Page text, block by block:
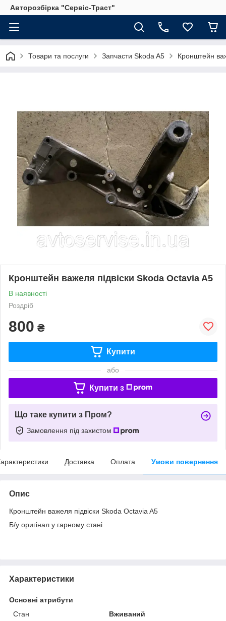
Авторозбірка "Сервіс-Траст"
Товари та послуги Запчасти Skoda A5 Кронштейн
Кронштейн важеля підвіски Skoda Octavia A5
В наявності
Роздріб
800 ₴
Купити
або
Купити з
Що таке купити з Пром?
Замовлення під захистом
Доставка Оплата Умови повернення
Опис
Кронштейн важеля підвіски Skoda Octavia A5
Б/у оригінал у гарному стані
Характеристики
Основні атрибути
Стан
Вживаний